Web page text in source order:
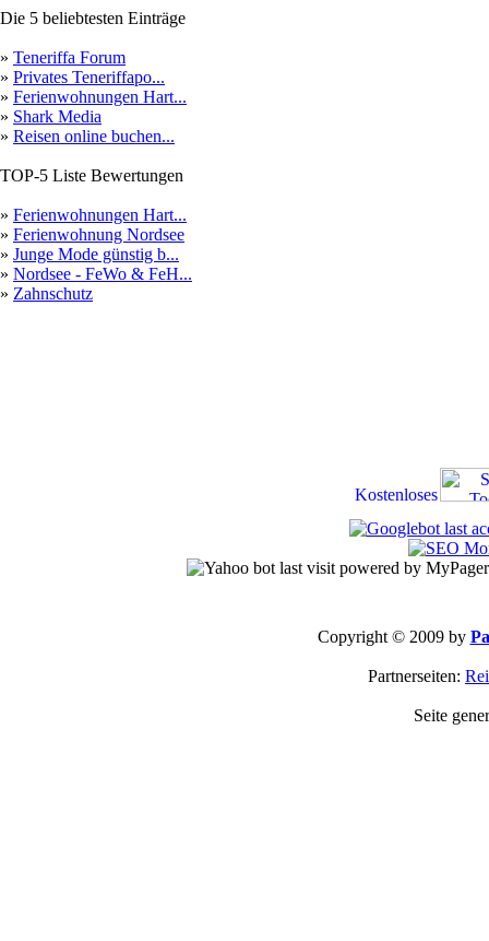
Die 5 beliebtesten Einträge
» Teneriffa Forum
» Privates Teneriffapo...
» Ferienwohnungen Hart...
» Shark Media
» Reisen online buchen...
TOP-5 Liste Bewertungen
» Ferienwohnungen Hart...
» Ferienwohnung Nordsee
» Junge Mode günstig b...
» Nordsee - FeWo & FeH...
» Zahnschutz
Copyright © 2009 by
Partnerseiten:
Seite